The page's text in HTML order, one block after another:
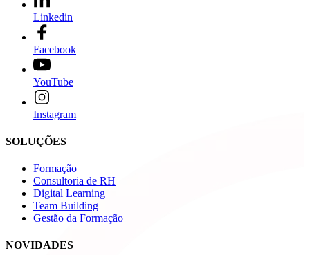
Linkedin
Facebook
YouTube
Instagram
SOLUÇÕES
Formação
Consultoria de RH
Digital Learning
Team Building
Gestão da Formação
NOVIDADES